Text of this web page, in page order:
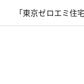
「東京ゼロエミ住